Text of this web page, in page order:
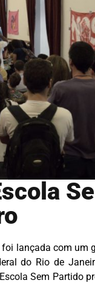
foi lançada com um
do Rio de
Sem Partido